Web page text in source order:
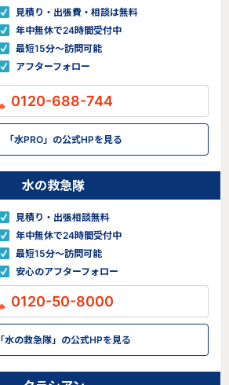
見積り・出張費・相談は無料
年中無休で24時間受付中
最短15分〜訪問可能
アフターフォロー
0120-688-744
「水PRO」の公式HPを見る
水の救急隊
見積り・出張相談無料
年中無休で24時間受付中
最短15分〜訪問可能
安心のアフターフォロー
0120-50-8000
「水の救急隊」の公式HPを見る